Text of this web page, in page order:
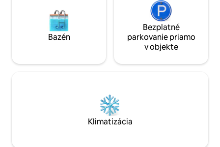
Bazén
Bezplatné
parkovanie priamo
v objekte
Klimatizácia